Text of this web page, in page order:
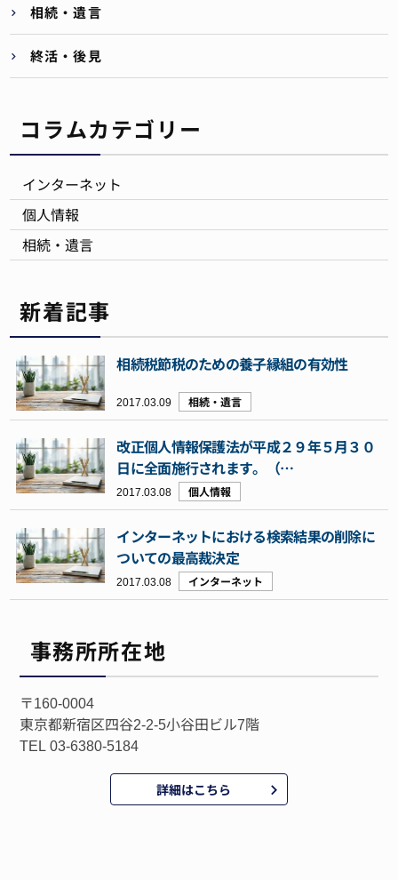
相続・遺言
終活・後見
コラムカテゴリー
インターネット
個人情報
相続・遺言
新着記事
相続税節税のための養子縁組の有効性
2017.03.09 相続・遺言
改正個人情報保護法が平成２９年５月３０
日に全面施行されます。（…
2017.03.08 個人情報
インターネットにおける検索結果の削除に
ついての最高裁決定
2017.03.08 インターネット
事務所所在地
〒160-0004
東京都新宿区四谷2-2-5小谷田ビル7階
TEL 03-6380-5184
詳細はこちら